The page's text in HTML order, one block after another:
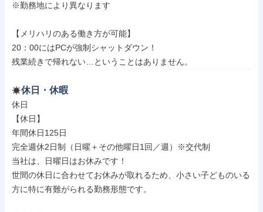
※勤務地により異なります
【メリハリのある働き方が可能】
20：00にはPCが強制シャットダウン！
残業続きで帰れない…ということはありません。
休日・休暇
休日
【休日】
年間休日125日
完全週休2日制（日曜＋その他曜日1回／週）※交代制
当社は、日曜日はお休みです！
世間の休日に合わせてお休みが取れるため、小さい子どものいる
方に特に有難がられる勤務形態です。